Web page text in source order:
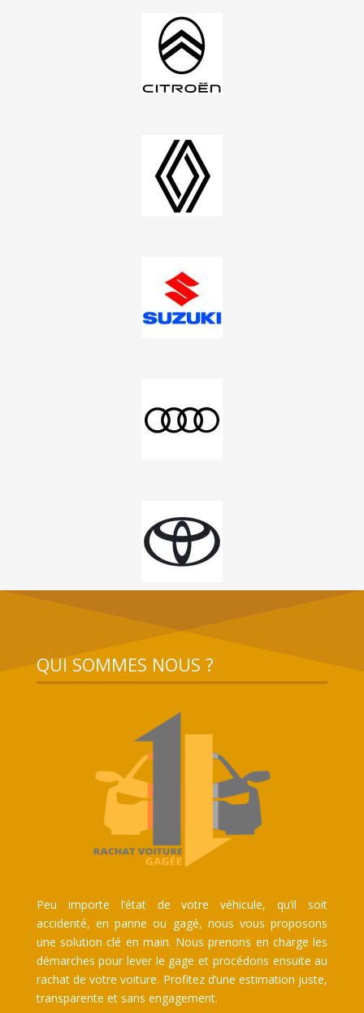
QUI SOMMES NOUS ?
Peu importe l’état de votre véhicule, qu’il soit
accidenté, en panne ou gagé, nous vous proposons
une solution clé en main. Nous prenons en charge les
démarches pour lever le gage et procédons ensuite au
rachat de votre voiture. Profitez d’une estimation juste,
transparente et sans engagement.